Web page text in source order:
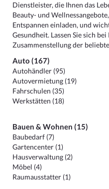
Dienstleister, die Ihnen das
Beauty- und
Entspannen einladen, und
Gesundheit. Lassen Sie sich
Zusammenstellung der
Auto (167)
Autohändler (95)
Autovermietung (19)
Fahrschulen (35)
Werkstätten (18)
Bauen & Wohnen (15)
Baubedarf (7)
Gartencenter (1)
Hausverwaltung (2)
Möbel (4)
Raumausstatter (1)